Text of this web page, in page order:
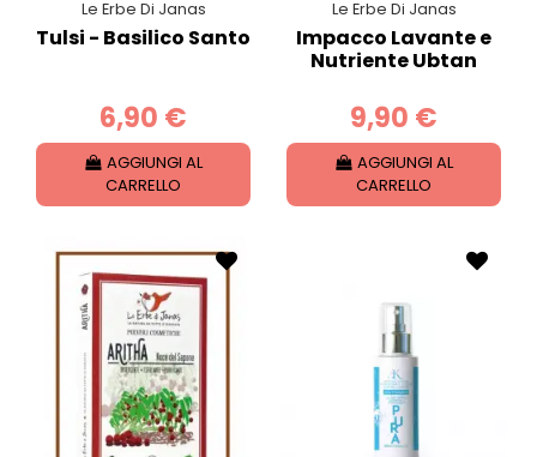
Le Erbe Di Janas
Tulsi - Basilico Santo
6,90 €
AGGIUNGI AL
CARRELLO
Le Erbe Di Janas
Impacco Lavante e
Nutriente Ubtan
9,90 €
AGGIUNGI AL
CARRELLO